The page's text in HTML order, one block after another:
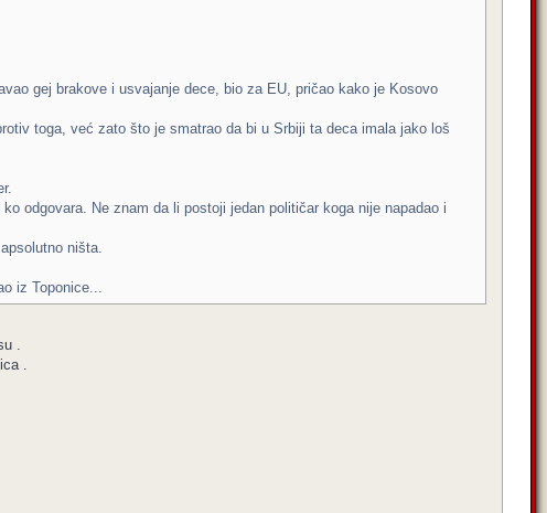
gej brakove i usvajanje dece, bio za EU, pričao kako je Kosovo
toga, već zato što je smatrao da bi u Srbiji ta deca imala jako loš
odgovara. Ne znam da li postoji jedan političar koga nije napadao i
ništa.
iz Toponice...
.
.